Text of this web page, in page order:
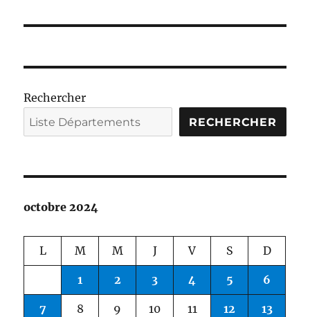
Rechercher
RECHERCHER
octobre 2024
L M M J V S D
1 2 3 4 5 6
7 8 9 10 11 12 13